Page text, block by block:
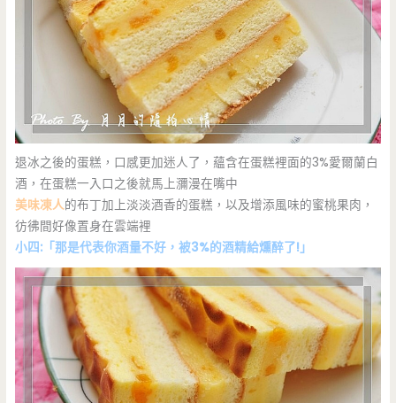
退冰之後的蛋糕，口感更加迷人了，蘊含在蛋糕裡面的3%愛爾蘭白
酒，在蛋糕一入口之後就馬上瀰漫在嘴中
美味凍人的布丁加上淡淡酒香的蛋糕，以及增添風味的蜜桃果肉，
彷彿間好像置身在雲端裡
小四:「那是代表你酒量不好，被3%的酒精給燻醉了!」